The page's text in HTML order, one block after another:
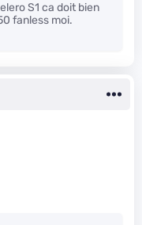
S1 ca doit bien
fanless moi.